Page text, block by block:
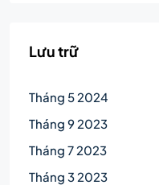
Lưu trữ
Tháng 5 2024
Tháng 9 2023
Tháng 7 2023
Tháng 3 2023